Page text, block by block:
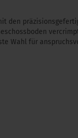
den
Wahl für